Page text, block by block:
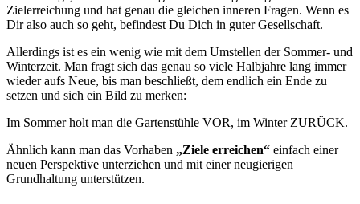
Zielerreichung und hat genau die gleichen inneren Fragen. Wenn es
Dir also auch so geht, befindest Du Dich in guter Gesellschaft.
Allerdings ist es ein wenig wie mit dem Umstellen der Sommer- und
Winterzeit. Man fragt sich das genau so viele Halbjahre lang immer
wieder aufs Neue, bis man beschließt, dem endlich ein Ende zu
setzen und sich ein Bild zu merken:
Im Sommer holt man die Gartenstühle VOR, im Winter ZURÜCK.
Ähnlich kann man das Vorhaben „Ziele erreichen“ einfach einer
neuen Perspektive unterziehen und mit einer neugierigen
Grundhaltung unterstützen.